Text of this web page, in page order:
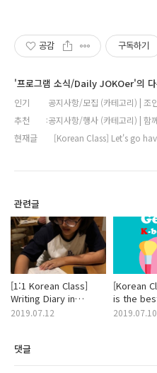
공감 구독하기
'프로그램 소식/Daily JOKOer'의 다
인기
공지사항/모집 (카테고리) | 조
추천
공지사항/행사 (카테고리) | 함
현재글
[Korean Class] Let's go
관련글
[1:1 Korean Class]
Writing Diary in
Korean
2019.07.12
[Korean
is the
lipstick in
2019.07.10
댓글